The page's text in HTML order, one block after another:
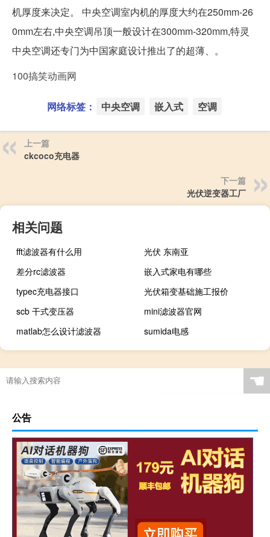
机厚度来决定。 中央空调室内机的厚度大约在250mm-26
0mm左右,中央空调吊顶一般设计在300mm-320mm,特灵
中央空调还专门为中国家庭设计推出了的超薄、。
100搞笑动画网
网络标签： 中央空调 嵌入式 空调
上一篇
ckcoco充电器
下一篇
光伏逆变器工厂
相关问题
fft滤波器有什么用
光伏 东南亚
差分rc滤波器
嵌入式家电有哪些
typec充电器接口
光伏箱变基础施工报价
scb 干式变压器
mini滤波器官网
matlab怎么设计滤波器
sumida电感
☚
公告